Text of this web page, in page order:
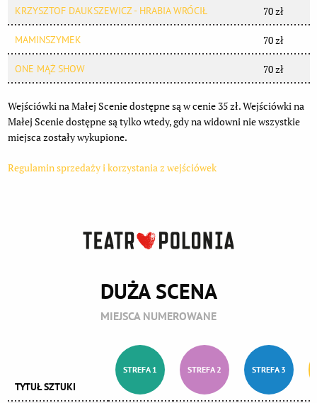
KRZYSZTOF DAUKSZEWICZ - HRABIA WRÓCIŁ 70 zł
MAMINSZYMEK 70 zł
ONE MĄŻ SHOW 70 zł
Wejściówki na Małej Scenie dostępne są w cenie 35 zł. Wejściówki na
Małej Scenie dostępne są tylko wtedy, gdy na widowni nie wszystkie
miejsca zostały wykupione.
Regulamin sprzedaży i korzystania z wejściówek
DUŻA SCENA
MIEJSCA NUMEROWANE
TYTUŁ SZTUKI
STREFA 1 STREFA 2 STREFA 3